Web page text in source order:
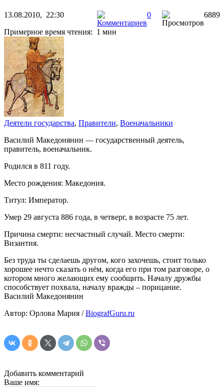
13.08.2010, 22:30 0
6889
Примерное время чтения: 1 мин
Деятели государства, Правители, Военачальники
Василий Македонянин — государственный деятель,
правитель, военачальник.
Родился в 811 году.
Место рождения: Македония.
Титул: Император.
Умер 29 августа 886 года, в четверг, в возрасте 75 лет.
Причина смерти: несчастный случай. Место смерти:
Византия.
Без труда ты сделаешь другом, кого захочешь, стоит только
хорошее нечто сказать о нём, когда его при том разговоре, о
котором много желающих ему сообщить. Началу дружбы
способствует похвала, началу вражды – порицание.
Василий Македонянин
Автор: Орлова Мария /BiografGuru.ru
Добавить комментарий
Ваше имя: